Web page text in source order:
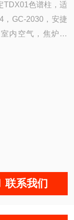
TDX01色谱柱，适
，GC-2030，安捷
内空气，焦炉煤
联系我们